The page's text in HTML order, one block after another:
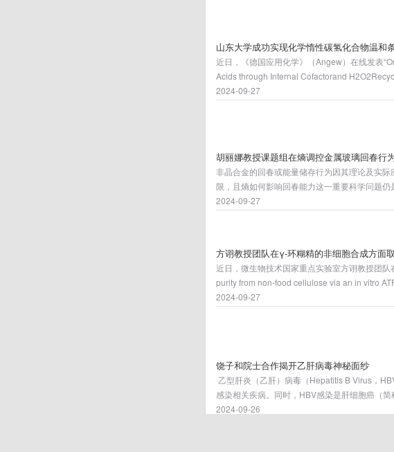
山东大学成功实现化学惰性碳氢化合物温和
近日，《德国应用化学》（Angew）在线发表
Acids through Internal Cofactorand
向手性氨基酸的转化，成功实现传统有机合成
2024-09-27
胡丽娜教授课题组在熵调控金属玻璃回春行
非晶合金的回春或能量储存行为因其理论及实
限，且熵如何影响回春能力这一重要科学问题
具有不同熵值的La基金属玻璃的回春特征，揭
2024-09-27
方诩教授团队在γ-环糊精的非细胞合成方面
近日，微生物技术国家重点实验室方诩教授团
purity from non-food cellulose via an in vitro
牛康乐为第一作者，方诩教授为该研究的通讯
2024-09-27
饶子和院士合作揭开乙肝病毒神秘面纱
乙型肝炎（乙肝）病毒（Hepatitis B Virus，
感染相关疾病。同时，HBV感染是肝细胞癌（
世界上HBV感染负担最重的国家，也是实现
2024-09-26